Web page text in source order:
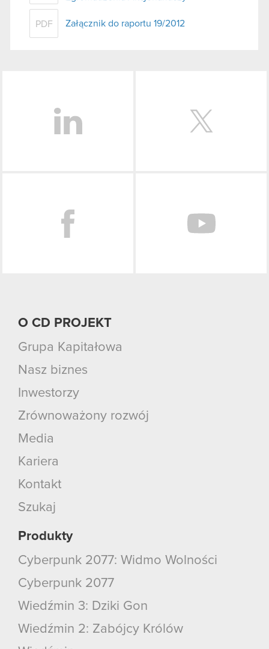
PDF Załącznik do raportu 19/2012
O CD PROJEKT
Grupa Kapitałowa
Nasz biznes
Inwestorzy
Zrównoważony rozwój
Media
Kariera
Kontakt
Szukaj
Produkty
Cyberpunk 2077: Widmo Wolności
Cyberpunk 2077
Wiedźmin 3: Dziki Gon
Wiedźmin 2: Zabójcy Królów